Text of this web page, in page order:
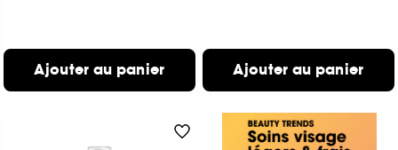
Ajouter au panier Ajouter au panier